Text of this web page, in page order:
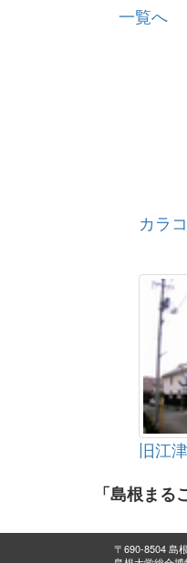
一覧へ
カラ
旧江
「島根ま
〒690-8504 島